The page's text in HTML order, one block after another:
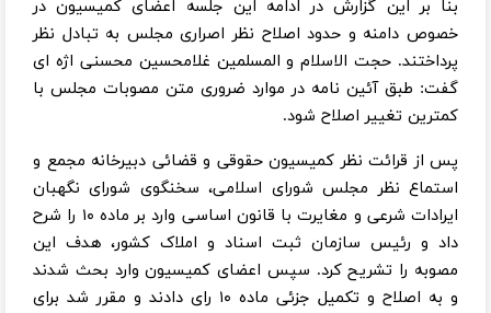
بنا بر این گزارش در ادامه این جلسه اعضای کمیسیون در
خصوص دامنه و حدود اصلاح نظر اصراری مجلس به تبادل نظر
پرداختند. حجت الاسلام و المسلمین غلامحسین محسنی اژه ای
گفت: طبق آئین نامه در موارد ضروری متن مصوبات مجلس با
کمترین تغییر اصلاح شود.
پس از قرائت نظر کمیسیون حقوقی و قضائی دبیرخانه مجمع و
استماع نظر مجلس شورای اسلامی، سخنگوی شورای نگهبان
ایرادات شرعی و مغایرت با قانون اساسی وارد بر ماده ۱۰ را شرح
داد و رئیس سازمان ثبت اسناد و املاک کشور، هدف این
مصوبه را تشریح کرد. سپس اعضای کمیسیون وارد بحث شدند
و به اصلاح و تکمیل جزئی ماده ۱۰ رای دادند و مقرر شد برای